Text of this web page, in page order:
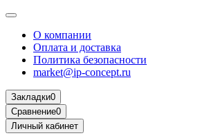
О компании
Оплата и доставка
Политика безопасности
market@ip-concept.ru
Закладки0
Сравнение0
Личный кабинет